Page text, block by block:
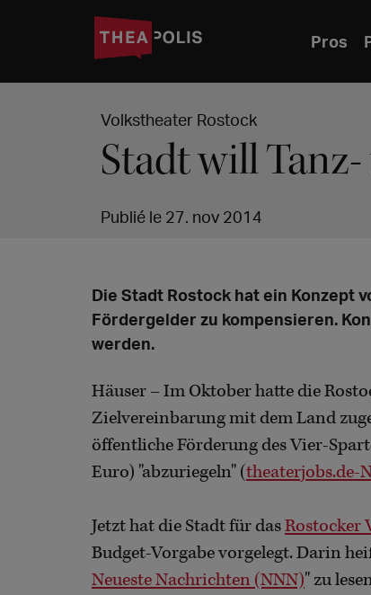
Pros
Volkstheater Rostock
Stadt will
Publié le 27. nov 2014
Die Stadt Rostock hat ein Konzept
Fördergelder zu kompensieren.
werden.
Häuser – Im Oktober hatte die
Zielvereinbarung mit dem Land
öffentliche Förderung des Vier-
Euro) "abzuriegeln" (theaterjobs.de-
Jetzt hat die Stadt für dasRostocker
Budget-Vorgabe vorgelegt. Darin
Neueste Nachrichten (NNN)" zu